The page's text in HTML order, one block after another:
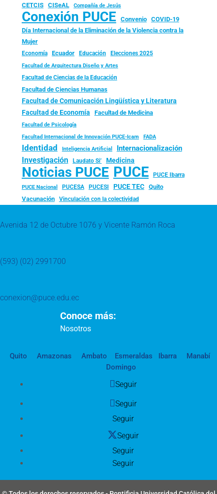
CETCIS CISeAL Compañía de Jesús
Conexión PUCE Convenio
COVID-19
Día Internacional de la Eliminación de la Violencia contra la
Mujer
Economía Ecuador Educación Elecciones 2025
Facultad de Arquitectura Diseño y Artes
Facultad de Ciencias de la Educación
Facultad de Ciencias Humanas
Facultad de Comunicación Lingüística y Literatura
Facultad de Economía Facultad de Medicina
Facultad de Psicología
Facultad Internacional de Innovación PUCE-Icam FADA
Identidad Inteligencia Artificial Internacionalización
Investigación Laudato Si’ Medicina
Noticias PUCE PUCE PUCE Ibarra
PUCE Nacional PUCESA PUCESI PUCE TEC
Quito
Vacunación
Vinculación con la colectividad
Avenida 12 de Octubre 1076 y Vicente Ramón Roca
(593) (02) 2991700
conexion@puce.edu.ec
Conoce más:
Nosotros
Quito Amazonas Ambato Esmeraldas Ibarra
Manabí
Domingo
Seguir
Seguir
Seguir
Seguir
Seguir
Seguir